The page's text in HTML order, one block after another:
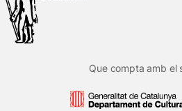
Que compta amb el